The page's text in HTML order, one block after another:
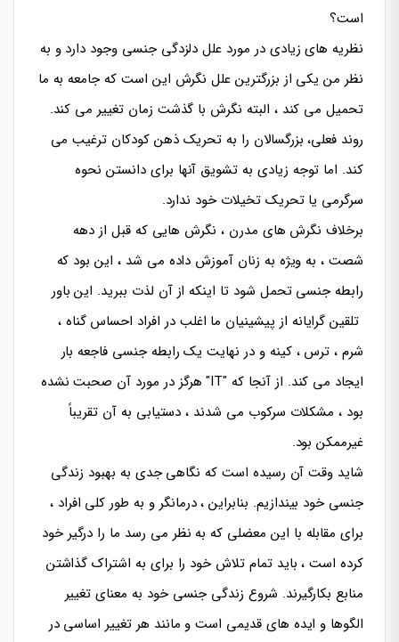
است؟
نظریه های زیادی در مورد علل دلزدگی جنسی وجود دارد و به
نظر من یکی از بزرگترین علل نگرش این است که جامعه به ما
تحمیل می کند ، البته نگرش با گذشت زمان تغییر می کند.
روند فعلی، بزرگسالان را به تحریک ذهن کودکان ترغیب می
کند. اما توجه زیادی به تشویق آنها برای دانستن نحوه
سرگرمی یا تحریک تخیلات خود ندارد.
برخلاف نگرش های مدرن ، نگرش هایی که قبل از دهه
شصت ، به ویژه به زنان آموزش داده می شد ، این بود که
رابطه جنسی تحمل شود تا اینکه از آن لذت ببرید. این باور
تلقین گرایانه از پیشینیان ما اغلب در افراد احساس گناه ،
شرم ، ترس ، کینه و در نهایت یک رابطه جنسی فاجعه بار
ایجاد می کند. از آنجا که "IT" هرگز در مورد آن صحبت نشده
بود ، مشکلات سرکوب می شدند ، دستیابی به آن تقریباً
غیرممکن بود.
شاید وقت آن رسیده است که نگاهی جدی به بهبود زندگی
جنسی خود بیندازیم. بنابراین ، درمانگر و به طور کلی افراد ،
برای مقابله با این معضلی که به نظر می رسد ما را درگیر خود
کرده است ، باید تمام تلاش خود را برای به اشتراک گذاشتن
منابع بکارگیرند. شروع زندگی جنسی خود به معنای تغییر
الگوها و ایده های قدیمی است و مانند هر تغییر اساسی در